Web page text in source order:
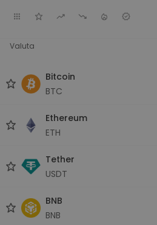
Valuta
Bitcoin
BTC
Ethereum
ETH
Tether
USDT
BNB
BNB